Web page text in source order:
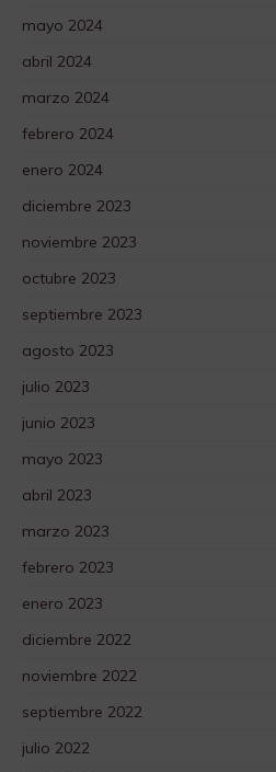
mayo 2024
abril 2024
marzo 2024
febrero 2024
enero 2024
diciembre 2023
noviembre 2023
octubre 2023
septiembre 2023
agosto 2023
julio 2023
junio 2023
mayo 2023
abril 2023
marzo 2023
febrero 2023
enero 2023
diciembre 2022
noviembre 2022
septiembre 2022
julio 2022